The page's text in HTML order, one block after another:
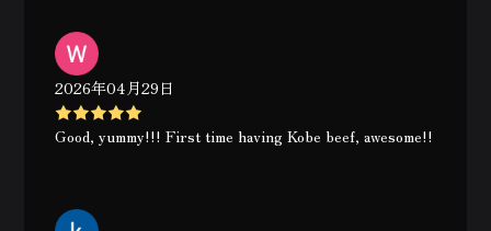
2026年04月29日
Good, yummy!!! First time having Kobe beef, awesome!!